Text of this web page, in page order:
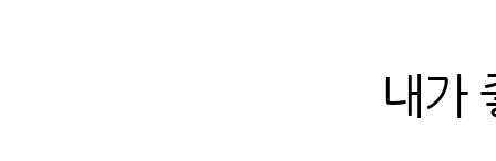
내가